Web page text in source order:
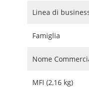
Linea di
Famiglia
Nome
MFI (2,16 kg)